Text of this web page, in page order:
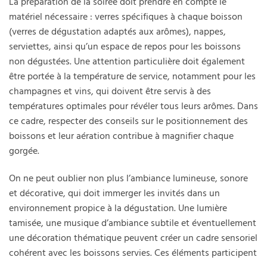
matériel nécessaire : verres spécifiques à chaque boisson
(verres de dégustation adaptés aux arômes), nappes,
serviettes, ainsi qu’un espace de repos pour les boissons
non dégustées. Une attention particulière doit également
être portée à la température de service, notamment pour les
champagnes et vins, qui doivent être servis à des
températures optimales pour révéler tous leurs arômes. Dans
ce cadre, respecter des conseils sur le positionnement des
boissons et leur aération contribue à magnifier chaque
gorgée.
On ne peut oublier non plus l’ambiance lumineuse, sonore
et décorative, qui doit immerger les invités dans un
environnement propice à la dégustation. Une lumière
tamisée, une musique d’ambiance subtile et éventuellement
une décoration thématique peuvent créer un cadre sensoriel
cohérent avec les boissons servies. Ces éléments participent